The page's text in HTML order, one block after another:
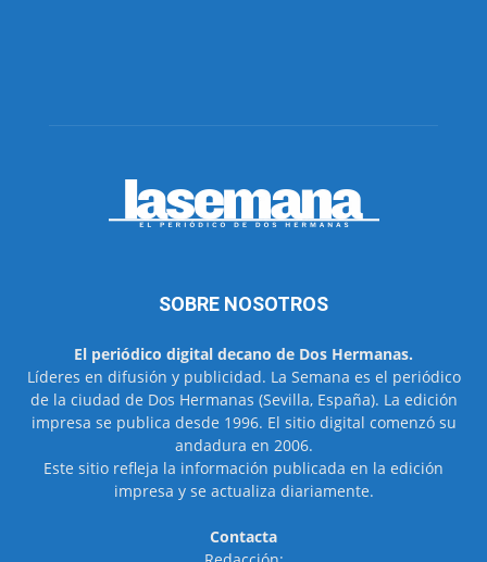
SOBRE NOSOTROS
El periódico digital decano de Dos Hermanas.
Líderes en difusión y publicidad. La Semana es el periódico
de la ciudad de Dos Hermanas (Sevilla, España). La edición
impresa se publica desde 1996. El sitio digital comenzó su
andadura en 2006.
Este sitio refleja la información publicada en la edición
impresa y se actualiza diariamente.
Contacta